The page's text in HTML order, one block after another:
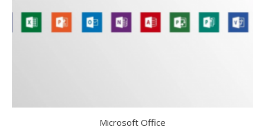
Microsoft Office